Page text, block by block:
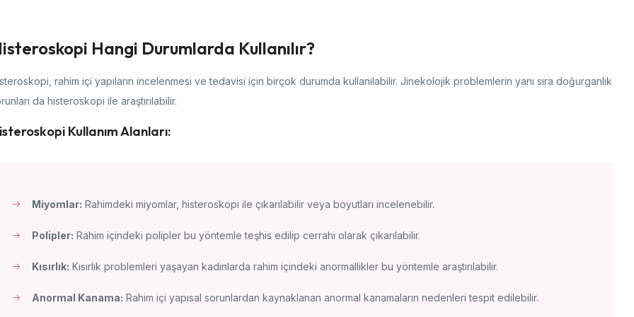
Hangi Durumlarda Kullanılır?
rahim içi yapıların incelenmesi ve tedavisi için birçok durumda kullanılabilir. Jinekolojik problemlerin yanı sıra doğurganlık
da histeroskopi ile araştırılabilir.
Kullanım Alanları:
Miyomlar: Rahimdeki miyomlar, histeroskopi ile çıkarılabilir veya boyutları incelenebilir.
Polipler: Rahim içindeki polipler bu yöntemle teşhis edilip cerrahi olarak çıkarılabilir.
Kısırlık: Kısırlık problemleri yaşayan kadınlarda rahim içindeki anormallikler bu yöntemle araştırılabilir.
Anormal Kanama: Rahim içi yapısal sorunlardan kaynaklanan anormal kanamaların nedenleri tespit edilebilir.